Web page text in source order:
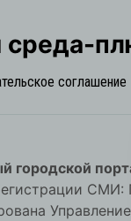
cреда-
соглашение
городской